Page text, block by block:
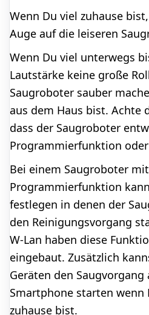
Wenn Du viel zuhause
Auge auf die leiseren
Wenn Du viel unterwegs
Lautstärke keine große
Saugroboter sauber
aus dem Haus bist. Achte
dass der Saugroboter
Programmierfunktion oder
Bei einem Saugroboter mit
Programmierfunktion
festlegen in denen der
den Reinigungsvorgang
W-Lan haben diese
eingebaut. Zusätzlich
Geräten den Saugvorgang
Smartphone starten wenn
zuhause bist.